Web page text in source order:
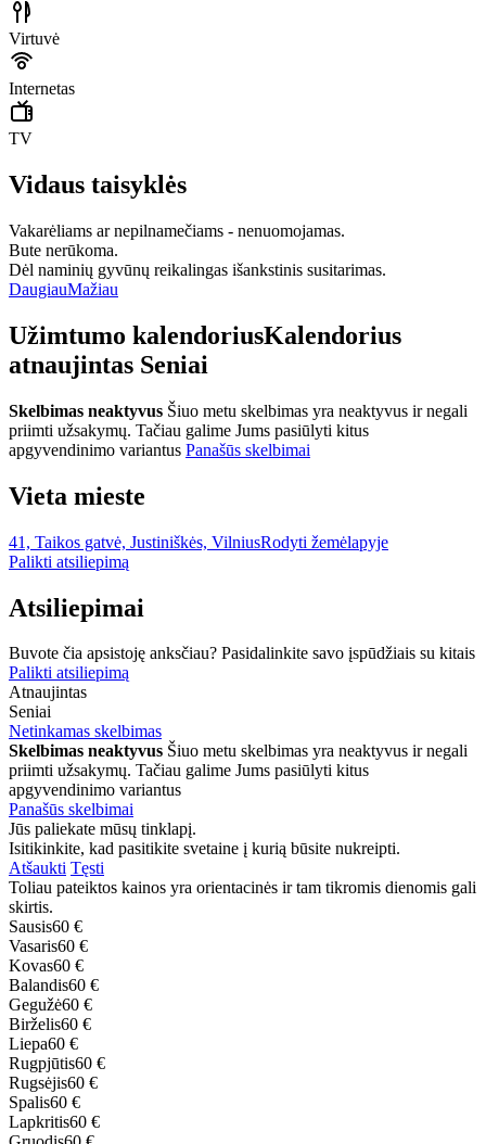
Virtuvė
Internetas
TV
Vidaus taisyklės
Vakarėliams ar nepilnamečiams - nenuomojamas.
Bute nerūkoma.
Dėl naminių gyvūnų reikalingas išankstinis susitarimas.
DaugiauMažiau
Užimtumo kalendoriusKalendorius
atnaujintas Seniai
Skelbimas neaktyvus Šiuo metu skelbimas yra neaktyvus ir negali
priimti užsakymų. Tačiau galime Jums pasiūlyti kitus
apgyvendinimo variantus Panašūs skelbimai
Vieta mieste
41, Taikos gatvė, Justiniškės, VilniusRodyti žemėlapyje
Palikti atsiliepimą
Atsiliepimai
Buvote čia apsistoję anksčiau? Pasidalinkite savo įspūdžiais su kitais
Palikti atsiliepimą
Atnaujintas
Seniai
Netinkamas skelbimas
Skelbimas neaktyvus Šiuo metu skelbimas yra neaktyvus ir negali
priimti užsakymų. Tačiau galime Jums pasiūlyti kitus
apgyvendinimo variantus
Panašūs skelbimai
Jūs paliekate mūsų tinklapį.
Isitikinkite, kad pasitikite svetaine į kurią būsite nukreipti.
Atšaukti Tęsti
Toliau pateiktos kainos yra orientacinės ir tam tikromis dienomis gali
skirtis.
Sausis60 €
Vasaris60 €
Kovas60 €
Balandis60 €
Gegužė60 €
Birželis60 €
Liepa60 €
Rugpjūtis60 €
Rugsėjis60 €
Spalis60 €
Lapkritis60 €